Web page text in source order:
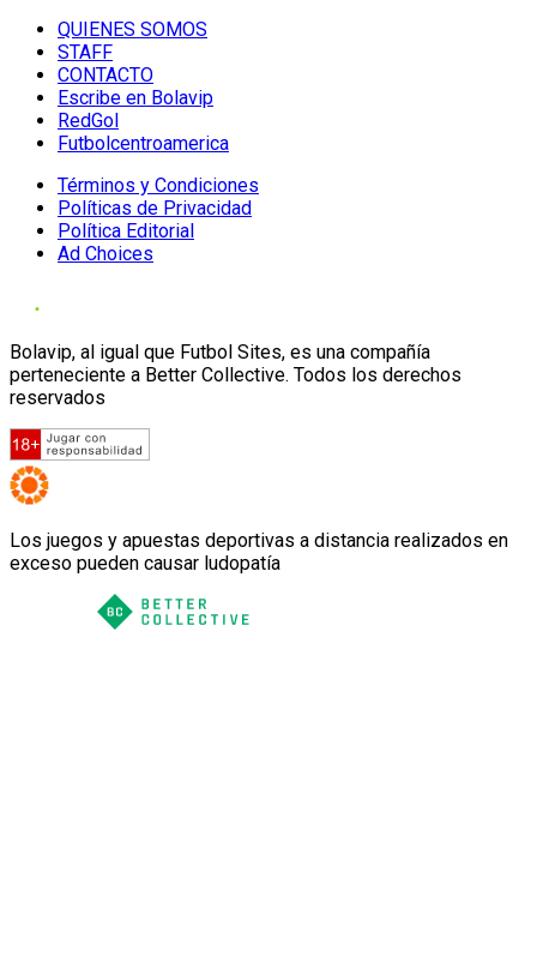
QUIENES SOMOS
STAFF
CONTACTO
Escribe en Bolavip
RedGol
Futbolcentroamerica
Términos y Condiciones
Políticas de Privacidad
Política Editorial
Ad Choices
Bolavip, al igual que Futbol Sites, es una compañía
perteneciente a Better Collective. Todos los derechos
reservados
Los juegos y apuestas deportivas a distancia realizados en
exceso pueden causar ludopatía